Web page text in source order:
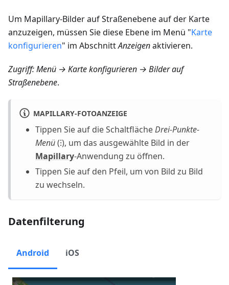
Um Mapillary-Bilder auf Straßenebene auf der Karte
anzuzeigen, müssen Sie diese Ebene im Menü "Karte
konfigurieren" im AbschnittAnzeigenaktivieren.
Zugriff:Menü → Karte konfigurieren → Bilder auf
Straßenebene.
MAPILLARY-FOTOANZEIGE
Tippen Sie auf die SchaltflächeDrei-Punkte-
Menü(⁝), um das ausgewählte Bild in der
Mapillary-Anwendung zu öffnen.
Tippen Sie auf den Pfeil, um von Bild zu Bild
zu wechseln.
Datenfilterung
Android iOS